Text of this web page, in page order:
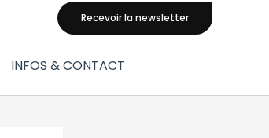
Recevoir la newsletter
INFOS & CONTACT